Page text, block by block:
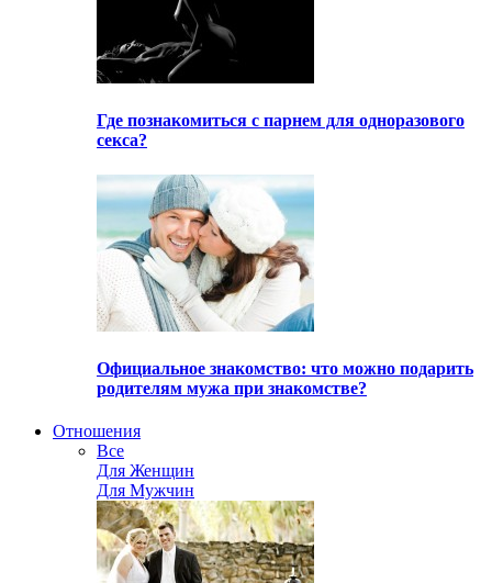
Где познакомиться с парнем для одноразового
секса?
Официальное знакомство: что можно подарить
родителям мужа при знакомстве?
Отношения
Все
Для Женщин
Для Мужчин